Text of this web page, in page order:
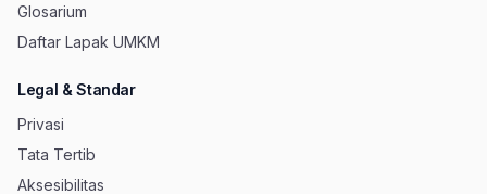
Glosarium
Daftar Lapak UMKM
Legal & Standar
Privasi
Tata Tertib
Aksesibilitas